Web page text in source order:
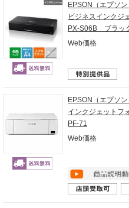
EPSON（エプソン
ビジネスインクジ
PX-S06B ブラッ
Web価格
EPSON（エプソン
インクジェットフ
PF-71
Web価格